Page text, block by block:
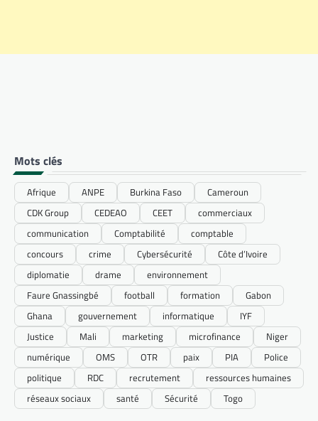
Mots clés
Afrique ANPE Burkina Faso
Cameroun
CDK Group
CEDEAO CEET
commerciaux
communication
Comptabilité
comptable
concours
crime Cybersécurité
Côte d’Ivoire
diplomatie
drame
environnement
Faure Gnassingbé
football formation
Gabon
Ghana
gouvernement informatique
IYF
Justice
Mali marketing microfinance
Niger
numérique
OMS OTR paix PIA
Police
politique
RDC recrutement
ressources humaines
réseaux sociaux
santé Sécurité Togo